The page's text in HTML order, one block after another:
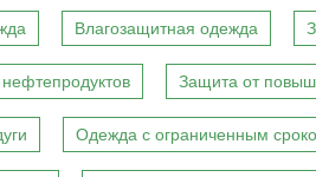
Влагозащитная одежда
Защита от
Одежда с ограниченным